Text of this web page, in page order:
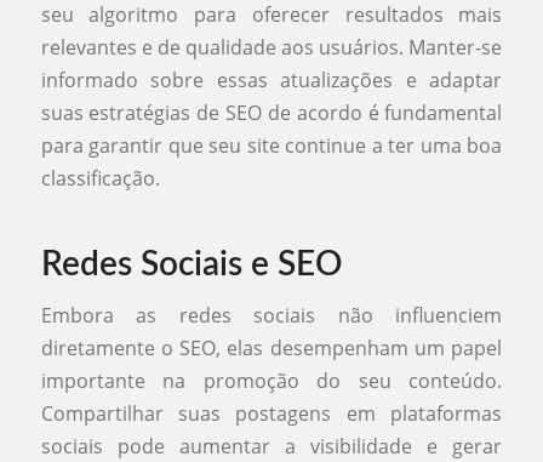
seu algoritmo para oferecer resultados mais
relevantes e de qualidade aos usuários. Manter-se
informado sobre essas atualizações e adaptar
suas estratégias de SEO de acordo é fundamental
para garantir que seu site continue a ter uma boa
classificação.
Redes Sociais e SEO
Embora as redes sociais não influenciem
diretamente o SEO, elas desempenham um papel
importante na promoção do seu conteúdo.
Compartilhar suas postagens em plataformas
sociais pode aumentar a visibilidade e gerar